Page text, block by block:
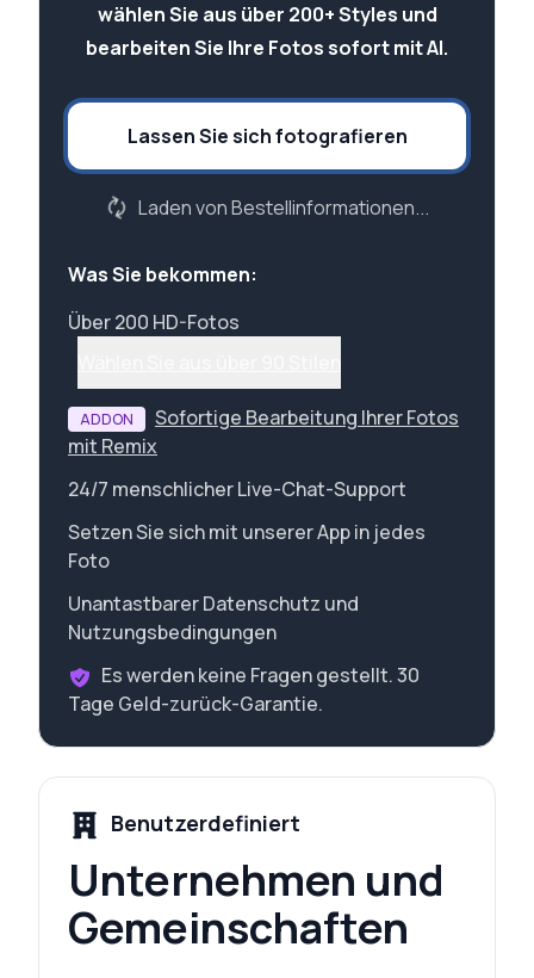
wählen Sie aus über 200+ Styles und
bearbeiten Sie Ihre Fotos sofort mit AI.
Lassen Sie sich fotografieren
Laden von Bestellinformationen...
Was Sie bekommen:
Über 200 HD-Fotos
ADDON
Sofortige Bearbeitung Ihrer Fotos
mit Remix
24/7 menschlicher Live-Chat-Support
Setzen Sie sich mit unserer App in jedes
Foto
Unantastbarer Datenschutz und
Nutzungsbedingungen
Es werden keine Fragen gestellt. 30
Tage Geld-zurück-Garantie.
Benutzerdefiniert
Unternehmen und
Gemeinschaften